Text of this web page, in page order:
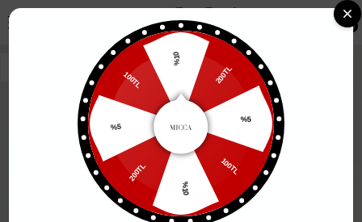
0
%10
200TL
100TL
%10
200TL
%5
100TL